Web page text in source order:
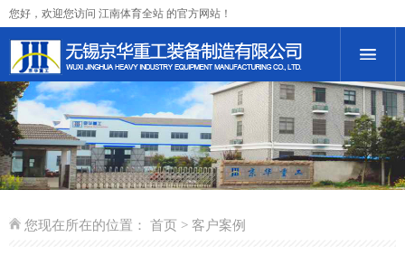
您好，欢迎您访问 江南体育全站 的官方网站！
您现在所在的位置： 首页 > 客户案例